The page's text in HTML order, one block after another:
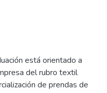
está orientado a
del rubro textil
de prendas de